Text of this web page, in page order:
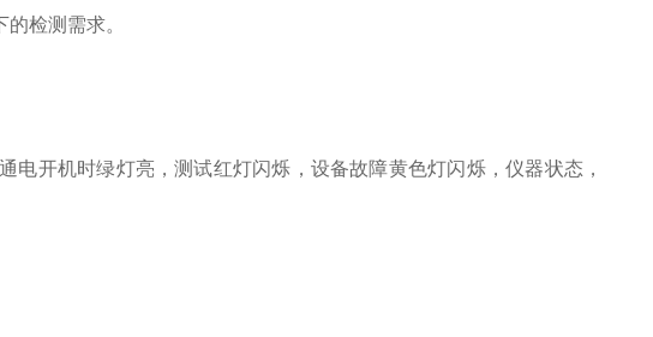
检测需求。
电开机时绿灯亮，测试红灯闪烁，设备故障黄色灯闪烁，仪器状态，